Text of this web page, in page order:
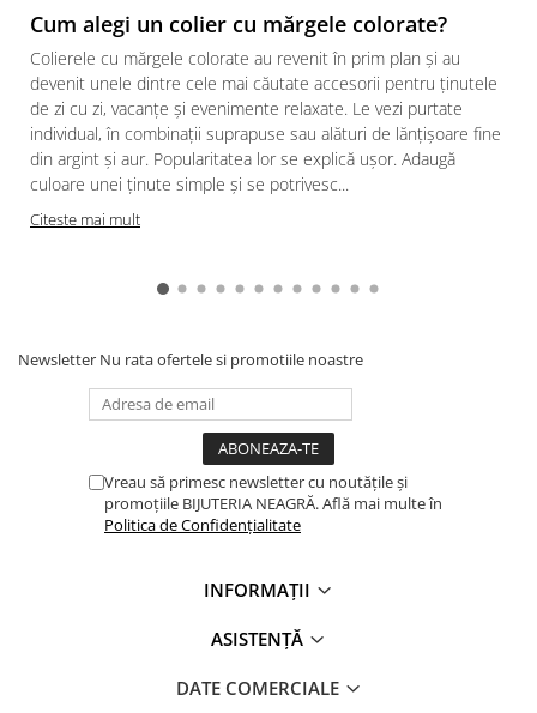
Cum alegi un colier cu mărgele colorate?
Colierele cu mărgele colorate au revenit în prim plan și au
devenit unele dintre cele mai căutate accesorii pentru ținutele
de zi cu zi, vacanțe și evenimente relaxate. Le vezi purtate
individual, în combinații suprapuse sau alături de lănțișoare fine
din argint și aur. Popularitatea lor se explică ușor. Adaugă
culoare unei ținute simple și se potrivesc...
Citeste mai mult
Newsletter Nu rata ofertele si promotiile noastre
Vreau să primesc newsletter cu noutățile și
promoțiile BIJUTERIA NEAGRĂ. Află mai multe în
Politica de Confidențialitate
INFORMAȚII
ASISTENȚĂ
DATE COMERCIALE